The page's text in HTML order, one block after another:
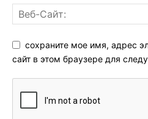
сохраните мое имя, адрес
сайт в этом браузере для